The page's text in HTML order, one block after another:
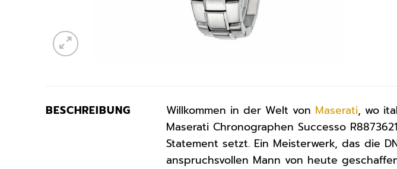
BESCHREIBUNG Willkommen in der Welt von Maserati, wo
Maserati Chronographen Successo
Statement setzt. Ein Meisterwerk, das die
anspruchsvollen Mann von heute